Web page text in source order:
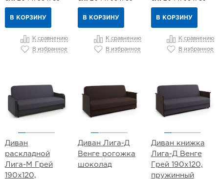
В КОРЗИНУ
К сравнению
В избранное
В КОРЗИНУ
К сравнению
В избранное
В КОРЗИНУ
К сравнению
В избранное
Диван
раскладной
Лига-М Грей
190х120,
Диван Лига-Д
Венге рогожка
шоколад
Диван книжка
Лига-Д Венге
Грей 190х120,
пружинный